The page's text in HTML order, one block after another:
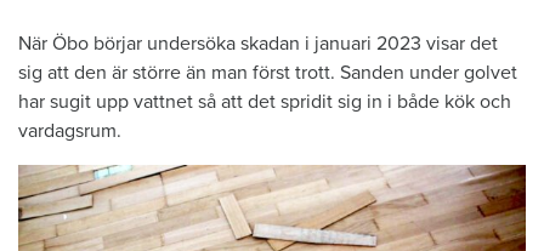
När Öbo börjar undersöka skadan i januari 2023 visar det
sig att den är större än man först trott. Sanden under golvet
har sugit upp vattnet så att det spridit sig in i både kök och
vardagsrum.